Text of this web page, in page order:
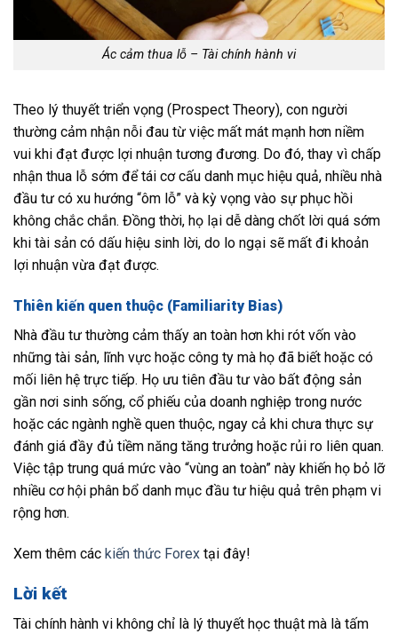
Ác cảm thua lỗ – Tài chính hành vi
Theo lý thuyết triển vọng (Prospect Theory), con người
thường cảm nhận nỗi đau từ việc mất mát mạnh hơn niềm
vui khi đạt được lợi nhuận tương đương. Do đó, thay vì chấp
nhận thua lỗ sớm để tái cơ cấu danh mục hiệu quả, nhiều nhà
đầu tư có xu hướng “ôm lỗ” và kỳ vọng vào sự phục hồi
không chắc chắn. Đồng thời, họ lại dễ dàng chốt lời quá sớm
khi tài sản có dấu hiệu sinh lời, do lo ngại sẽ mất đi khoản
lợi nhuận vừa đạt được.
Thiên kiến quen thuộc (Familiarity Bias)
Nhà đầu tư thường cảm thấy an toàn hơn khi rót vốn vào
những tài sản, lĩnh vực hoặc công ty mà họ đã biết hoặc có
mối liên hệ trực tiếp. Họ ưu tiên đầu tư vào bất động sản
gần nơi sinh sống, cổ phiếu của doanh nghiệp trong nước
hoặc các ngành nghề quen thuộc, ngay cả khi chưa thực sự
đánh giá đầy đủ tiềm năng tăng trưởng hoặc rủi ro liên quan.
Việc tập trung quá mức vào “vùng an toàn” này khiến họ bỏ lỡ
nhiều cơ hội phân bổ danh mục đầu tư hiệu quả trên phạm vi
rộng hơn.
Xem thêm các kiến thức Forex tại đây!
Lời kết
Tài chính hành vi không chỉ là lý thuyết học thuật mà là tấm